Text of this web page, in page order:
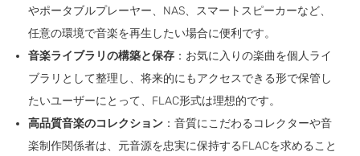
やポータブルプレーヤー、NAS、スマートスピーカーなど、
任意の環境で音楽を再生したい場合に便利です。
音楽ライブラリの構築と保存 ：お気に入りの楽曲を個人ライ
ブラリとして整理し、将来的にもアクセスできる形で保管し
たいユーザーにとって、FLAC形式は理想的です。
高品質音楽のコレクション ：音質にこだわるコレクターや音
楽制作関係者は、元音源を忠実に保持するFLACを求めること